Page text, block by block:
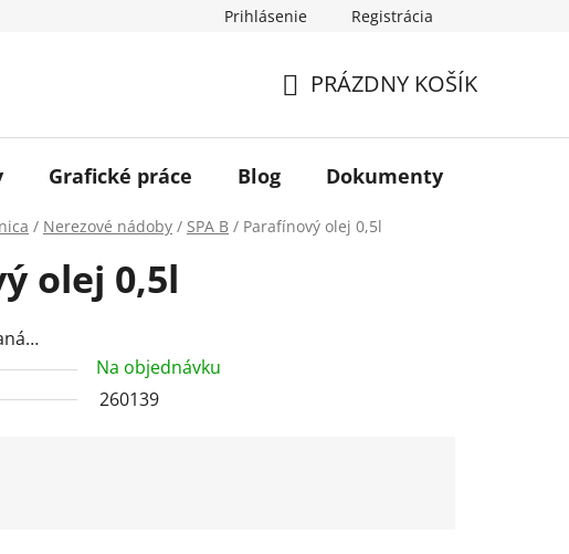
Prihlásenie Registrácia
KOŠÍK
PRÁZDNY KOŠÍK
Grafické práce Blog Dokumenty
/ Nerezové nádoby / SPA B / Parafínový olej 0,5l
olej 0,5l
Na objednávku
260139